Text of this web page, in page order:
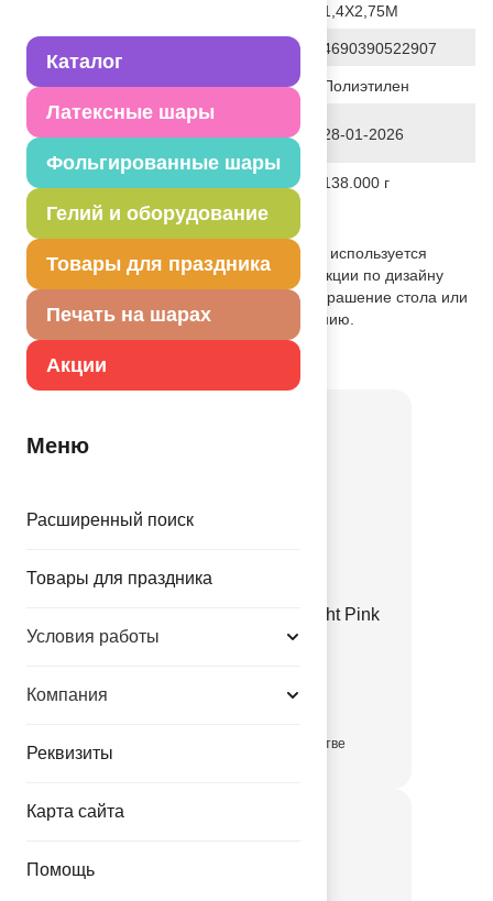
Каталог
Латексные шары
Фольгированные шары
Гелий и оборудование
Товары для праздника
Печать на шарах
Акции
Меню
Расширенный поиск
Товары для праздника
Условия работы
Компания
Реквизиты
Карта сайта
Помощь
1,4Х2,75М
4690390522907
Исходный материал Полиэтилен
Дата последнего изменения
28-01-2026
138.000 г
Описание товара
Однотонная скатерть Пастель розовая - используется
совместно с другими элементами коллекции по дизайну
(тарелки, стаканы, приборы и т.п.) как украшение стола или
по своему непосредственному назначению.
Товар из коллекции
Е 12" Пастель Retro Twilight Pink
3.35 руб.
в достаточном количестве